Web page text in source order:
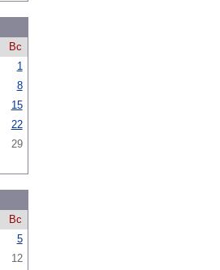
Вс
1
8
15
22
29
Вс
5
12